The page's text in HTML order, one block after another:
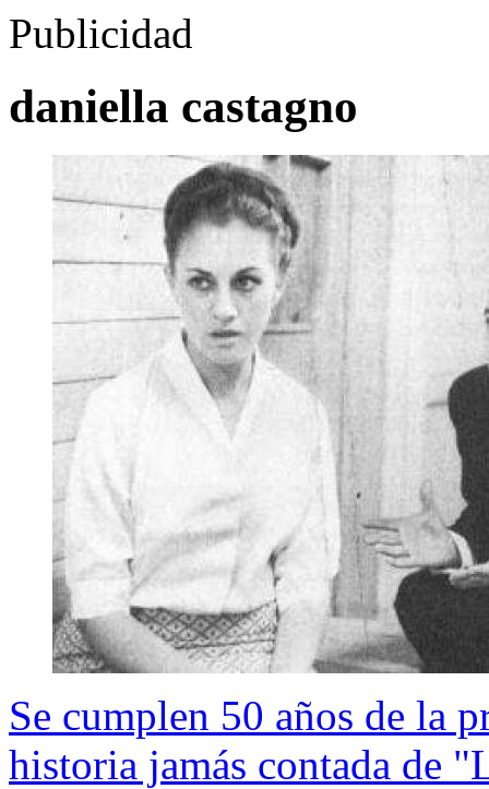
Publicidad
daniella castagno
Se cumplen 50 años de la
historia jamás contada de